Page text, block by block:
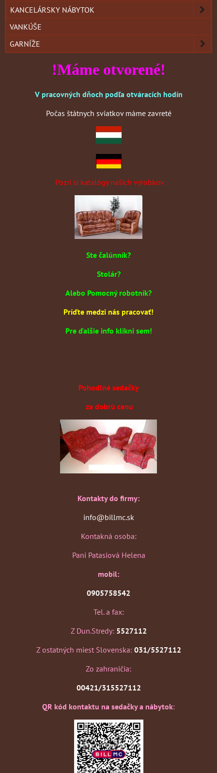
KANCELÁRSKY NÁBYTOK
VANKÚŠE
GARNÍŽE
!Máme otvorené!
V pracovných dňoch podľa otváracích hodín
Počas štátnych sviatkov máme zavreté
Pozri si katalógy našich výrobkov
Ste čalúnník?
Stolár?
Alebo Pomocný robotník?
Príďte medzi nás pracovať!
Pre ďalšie info klikni sem!
Pohodlné sedačky
za dobrú cenu
Kontakty do firmy:
info@billmc.sk
Kontakná osoba:
Pani Patasiová Helena
mobil:
0905758542
Tel. a fax:
Z Dun.Stredy: 5527112
Z ostatných miest Slovenska: 031/5527112
Zo zahraničia:
00421/315527112
QR kód kontaktu na sedačky a nábytok: